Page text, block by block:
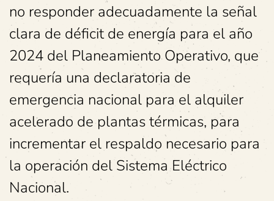
no responder adecuadamente la señal
clara de déficit de energía para el año
2024 del Planeamiento Operativo, que
requería una declaratoria de
emergencia nacional para el alquiler
acelerado de plantas térmicas, para
incrementar el respaldo necesario para
la operación del Sistema Eléctrico
Nacional.